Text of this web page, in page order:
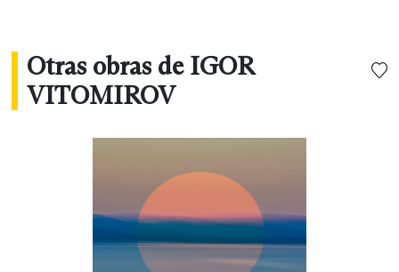
Otras obras de IGOR
VITOMIROV